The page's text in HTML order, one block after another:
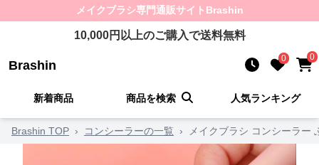
メイクブラシ専門通販サイト Brashin
10,000円以上のご購入で送料無料
Brashin 0 0
新着商品 商品を検索 人気ランキング
Brashin TOP › コンシーラーの一覧 › メイクブラシ コンシーラー